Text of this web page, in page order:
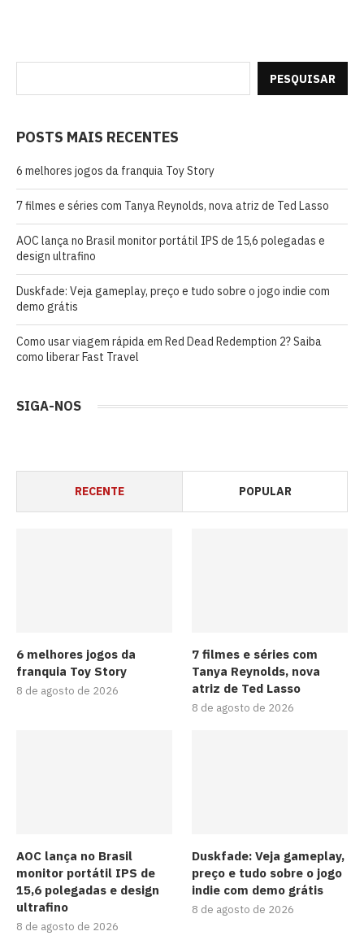
PESQUISAR
POSTS MAIS RECENTES
6 melhores jogos da franquia Toy Story
7 filmes e séries com Tanya Reynolds, nova atriz de Ted Lasso
AOC lança no Brasil monitor portátil IPS de 15,6 polegadas e
design ultrafino
Duskfade: Veja gameplay, preço e tudo sobre o jogo indie com
demo grátis
Como usar viagem rápida em Red Dead Redemption 2? Saiba
como liberar Fast Travel
SIGA-NOS
RECENTE POPULAR
6 melhores jogos da
franquia Toy Story
8 de agosto de 2026
7 filmes e séries com
Tanya Reynolds, nova
atriz de Ted Lasso
8 de agosto de 2026
AOC lança no Brasil
monitor portátil IPS de
15,6 polegadas e design
ultrafino
8 de agosto de 2026
Duskfade: Veja gameplay,
preço e tudo sobre o jogo
indie com demo grátis
8 de agosto de 2026